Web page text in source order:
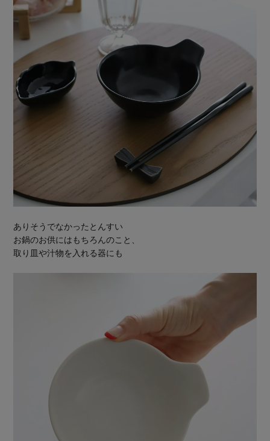
ありそうでなかったとんすい
お鍋のお供にはもちろんのこと、
取り皿や汁物を入れる器にも